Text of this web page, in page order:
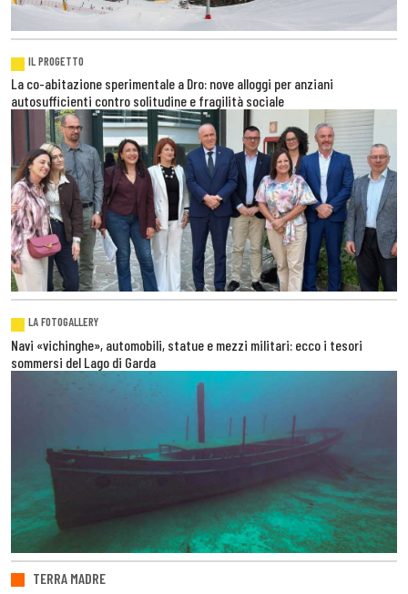
IL PROGETTO
La co-abitazione sperimentale a Dro: nove alloggi per anziani
autosufficienti contro solitudine e fragilità sociale
LA FOTOGALLERY
Navi «vichinghe», automobili, statue e mezzi militari: ecco i tesori
sommersi del Lago di Garda
TERRA MADRE